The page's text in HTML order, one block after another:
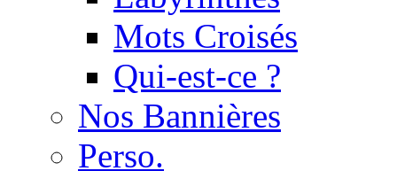
Mots Croisés
Qui-est-ce ?
Nos Bannières
Perso.